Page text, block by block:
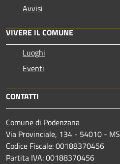
Avvisi
VIVERE IL COMUNE
Luoghi
Eventi
CONTATTI
Comune di Podenzana
Via Provinciale, 134 - 54010 - MS
Codice Fiscale: 00188370456
Partita IVA: 00188370456